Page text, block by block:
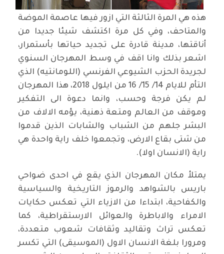
هذه هي المرة الثالثة التي ازور فيها عاصمة الموضة
والمتاحف، وفي كل مرة اكتشف شيئا جديدا من
أناقتها، مدينة قادرة على تجديد حياتها بأستمرار،
اشعر بذلك وانا اقف في وسط المهرجان السنوي
لجريدة الحزب الشيوعي الفرنسي (اللومانتيه) الذي
التأم للايام 14/ 15/ 16 من ايلول 2018، هذا المهرجان
لم يكن فرجة وحسب، وانما دعوة الى التفكير
وموقف من العالم ومتعة ذهنية، يؤمه الالاف من
البشر جلهم من الشباب والشابات الذين قدموا
من شتى بقاع الارض، وتجمعوا خلف راية واحدة هي
راية (الانسان اولا).
يمتلأ مكان المهرجان الذي يقع في احدى ضواحي
باريس بالشواهد والرموز التاريخية والسياسية
والكفاحية، ابتداءا من الازياء التي تعكس حكايات
الامراء والاباطرة والعوائل الارستقراطية، كما
تعكس تراث وتقاليد وثقافات شعوب متعددة،
ومرورا بلغة الانسان الاول (الموسيقى) التي تكسر